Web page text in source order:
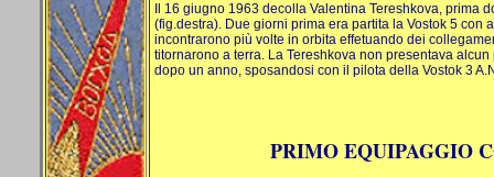
Il 16 giugno 1963 decolla Valentina Tereshkova, prima
(fig.destra). Due giorni prima era partita la Vostok 5 con
incontrarono più volte in orbita effetuando dei
titornarono a terra. La Tereshkova non presentava
dopo un anno, sposandosi con il pilota della Vostok 3
PRIMO EQUIPAGGIO